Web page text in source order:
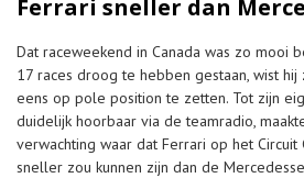
Ferrari sneller dan
Dat raceweekend in Canada was zo mooi
17 races droog te hebben gestaan, wist
eens op pole position te zetten. Tot zijn
duidelijk hoorbaar via de teamradio,
verwachting waar dat Ferrari op het
sneller zou kunnen zijn dan de